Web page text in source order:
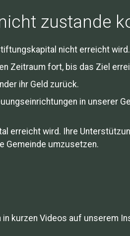
zustande
nicht erreicht
Zeitraum fort, bis das Ziel
ihr Geld zurück.
in unserer
erreicht wird. Ihre
Gemeinde umzusetzen.
kurzen Videos auf unserem